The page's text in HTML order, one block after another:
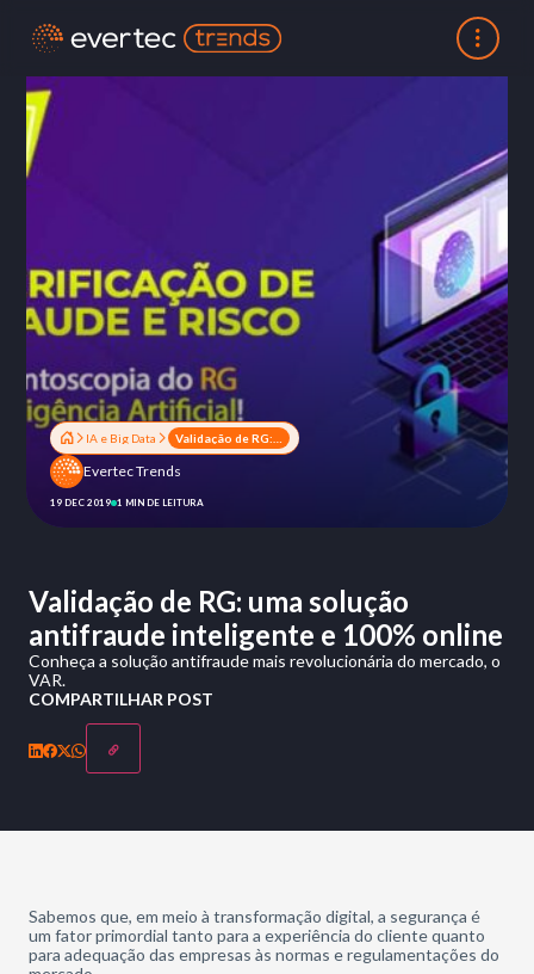
IA e Big Data
Evertec Trends
19 DEC 2019 1 MIN DE LEITURA
Validação de RG: uma solução
antifraude inteligente e 100% online
Conheça a solução antifraude mais revolucionária do mercado, o
VAR.
COMPARTILHAR POST
Sabemos que, em meio à transformação digital, a segurança é
um fator primordial tanto para a experiência do cliente quanto
para adequação das empresas às normas e regulamentações do